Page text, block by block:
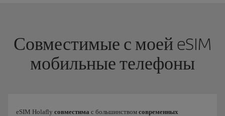
Совместимые с моей eSIM
мобильные телефоны
eSIM Holafly совместима с большинством современных